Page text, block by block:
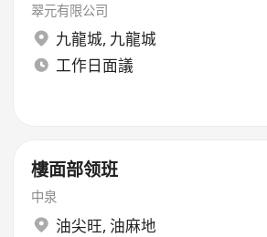
翠元有限公司
九龍城, 九龍城
工作日面議
樓面部领班
中泉
油尖旺, 油麻地